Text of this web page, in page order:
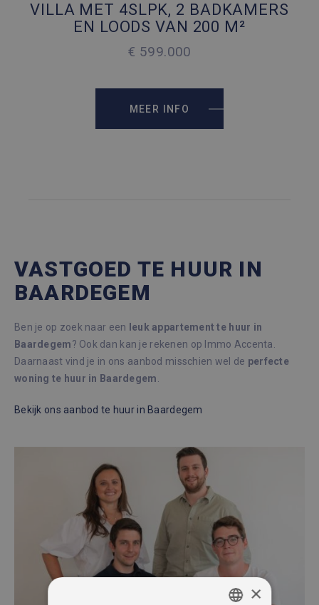
5 PARKEERPLAATSEN
1658 M
VILLA MET 4SLPK, 2 BADKAMERS
EN LOODS VAN 200 M²
€ 599.000
MEER INFO
VASTGOED TE HUUR IN
BAARDEGEM
Ben je op zoek naar een
leuk appartement te huur in
Baardegem? Ook dan kan je rekenen op Immo Accenta.
Daarnaast vind je in ons aanbod misschien wel de perfecte
woning te huur in Baardegem
Bekijk ons aanbod te huurin Baardegem
×